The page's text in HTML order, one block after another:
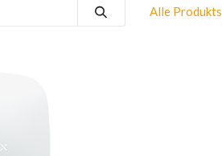
Alle Produkts